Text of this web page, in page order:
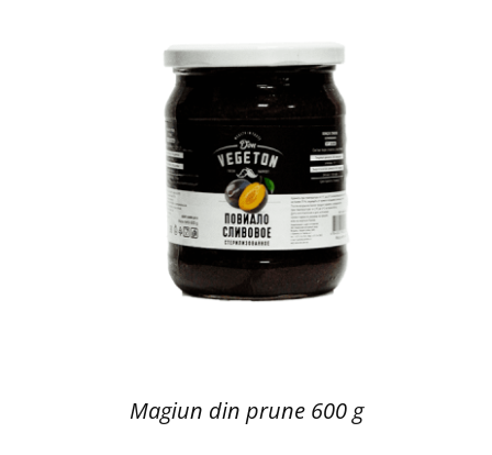
Magiun din prune 600 g